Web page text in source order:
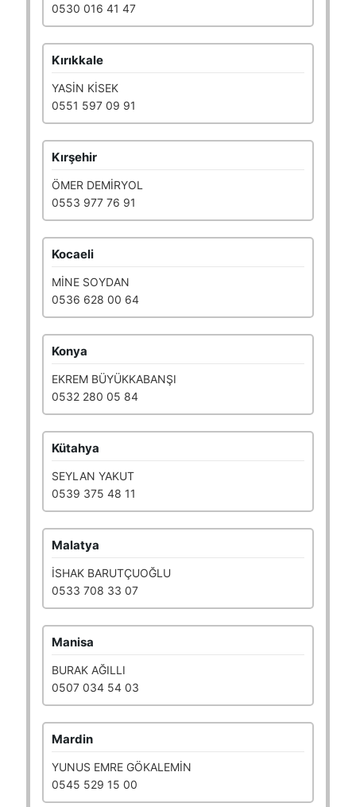
0530 016 41 47
Kırıkkale
YASİN KİSEK
0551 597 09 91
Kırşehir
ÖMER DEMİRYOL
0553 977 76 91
Kocaeli
MİNE SOYDAN
0536 628 00 64
Konya
EKREM BÜYÜKKABANŞI
0532 280 05 84
Kütahya
SEYLAN YAKUT
0539 375 48 11
Malatya
İSHAK BARUTÇUOĞLU
0533 708 33 07
Manisa
BURAK AĞILLI
0507 034 54 03
Mardin
YUNUS EMRE GÖKALEMİN
0545 529 15 00